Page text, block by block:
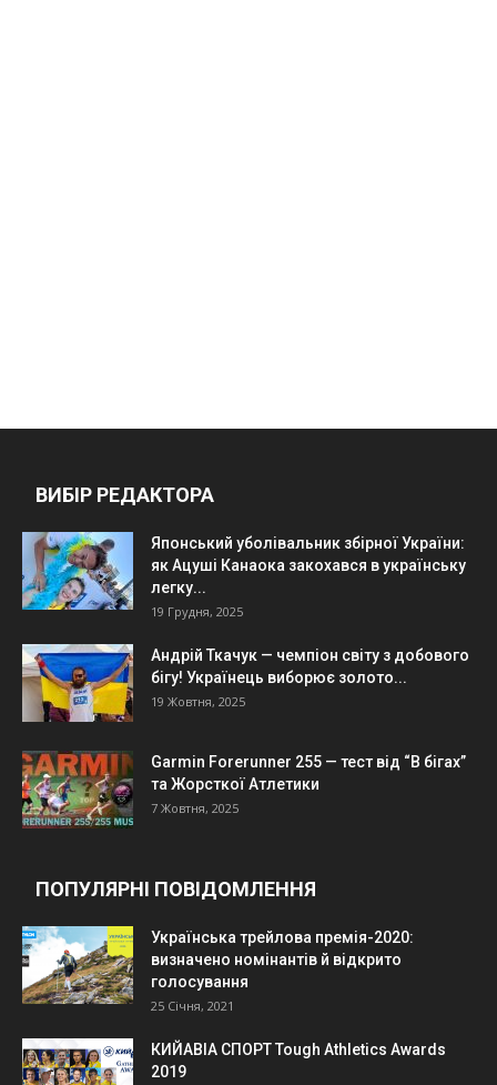
ВИБІР РЕДАКТОРА
Японський уболівальник збірної України:
як Ацуші Канаока закохався в українську
легку...
19 Грудня, 2025
Андрій Ткачук — чемпіон світу з добового
бігу! Українець виборює золото...
19 Жовтня, 2025
Garmin Forerunner 255 — тест від “В бігах”
та Жорсткої Атлетики
7 Жовтня, 2025
ПОПУЛЯРНІ ПОВІДОМЛЕННЯ
Українська трейлова премія-2020:
визначено номінантів й відкрито
голосування
25 Січня, 2021
КИЙАВІА СПОРТ Tough Athletics Awards
2019